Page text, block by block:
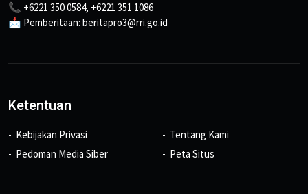
📞 +6221 350 0584, +6221 351 1086
📩 Pemberitaan: beritapro3@rri.go.id
Ketentuan
Kebijakan Privasi
Pedoman Media Siber
Tentang Kami
Peta Situs